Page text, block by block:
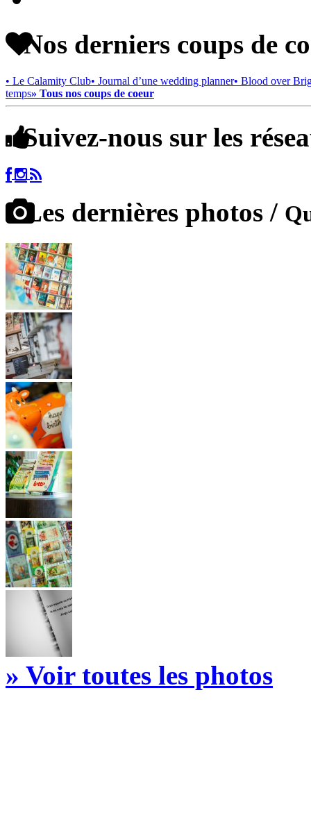
Nos derniers coups de
• Le Calamity Club• Journal d’une wedding planner• Blood over
temps» Tous nos coups de coeur
Suivez-nous sur les
Les dernières photos /
» Voir toutes les photos